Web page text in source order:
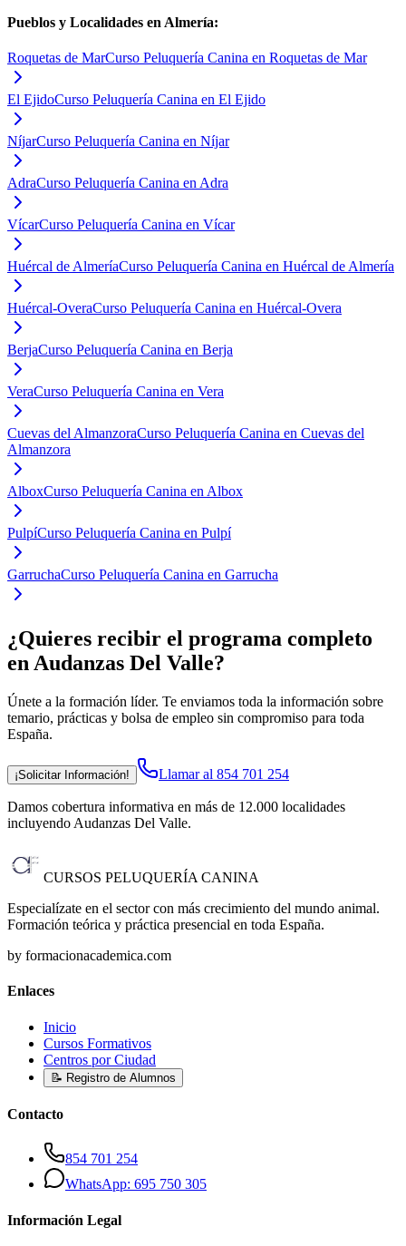
Pueblos y Localidades en Almería:
Roquetas de MarCurso Peluquería Canina en Roquetas de Mar
El EjidoCurso Peluquería Canina en El Ejido
NíjarCurso Peluquería Canina en Níjar
AdraCurso Peluquería Canina en Adra
VícarCurso Peluquería Canina en Vícar
Huércal de AlmeríaCurso Peluquería Canina en Huércal de Almería
Huércal-OveraCurso Peluquería Canina en Huércal-Overa
BerjaCurso Peluquería Canina en Berja
VeraCurso Peluquería Canina en Vera
Cuevas del AlmanzoraCurso Peluquería Canina en Cuevas del
Almanzora
AlboxCurso Peluquería Canina en Albox
PulpíCurso Peluquería Canina en Pulpí
GarruchaCurso Peluquería Canina en Garrucha
¿Quieres recibir el programa completo
en Audanzas Del Valle?
Únete a la formación líder. Te enviamos toda la información sobre
temario, prácticas y bolsa de empleo sin compromiso para toda
España.
¡Solicitar Información! Llamar al 854 701 254
Damos cobertura informativa en más de 12.000 localidades
incluyendo Audanzas Del Valle.
CURSOS PELUQUERÍA CANINA
Especialízate en el sector con más crecimiento del mundo animal.
Formación teórica y práctica presencial en toda España.
by formacionacademica.com
Enlaces
Inicio
Cursos Formativos
Centros por Ciudad
📝 Registro de Alumnos
Contacto
854 701 254
WhatsApp: 695 750 305
Información Legal